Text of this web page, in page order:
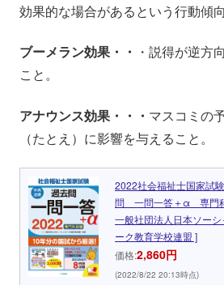
効果的な場合があるという行動傾向
ブーメラン効果・・ ・説得が逆方
こと。
アナウンス効果・・・ マスコミの
（たとえ）に影響を与えること。
2022社会福祉士国家試
問 一問一答＋α 専門
一般社団法人日本ソーシ
ーク教育学校連盟 ]
価格:2,860円
(2022/8/22 20:13時点)